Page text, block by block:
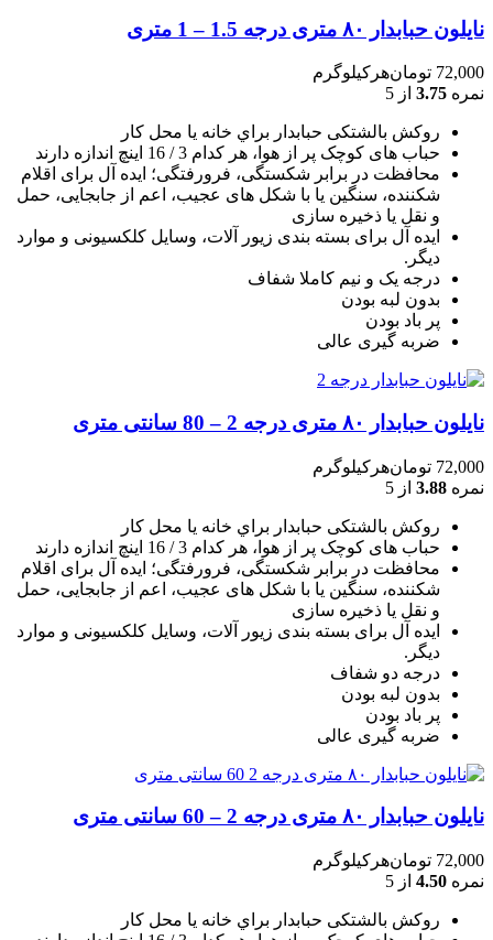
نایلون حبابدار ۸۰ متری درجه 1.5 – 1 متری
72,000 تومانهرکیلوگرم
نمره 3.75 از 5
روکش بالشتکی حبابدار براي خانه يا محل کار
حباب های کوچک پر از هوا، هر کدام 3 / 16 اينچ اندازه دارند
محافظت در برابر شکستگی، فرورفتگی؛ ايده آل برای اقلام
شکننده، سنگين يا با شکل های عجيب، اعم از جابجايی، حمل
و نقل يا ذخيره سازی
ایده آل برای بسته بندی زیور آلات، وسایل کلکسیونی و موارد
دیگر.
درجه یک و نیم کاملا شفاف
بدون لبه بودن
پر باد بودن
ضربه گیری عالی
نایلون حبابدار ۸۰ متری درجه 2 – 80 سانتی متری
72,000 تومانهرکیلوگرم
نمره 3.88 از 5
روکش بالشتکی حبابدار براي خانه يا محل کار
حباب های کوچک پر از هوا، هر کدام 3 / 16 اينچ اندازه دارند
محافظت در برابر شکستگی، فرورفتگی؛ ايده آل برای اقلام
شکننده، سنگين يا با شکل های عجيب، اعم از جابجايی، حمل
و نقل يا ذخيره سازی
ایده آل برای بسته بندی زیور آلات، وسایل کلکسیونی و موارد
دیگر.
درجه دو شفاف
بدون لبه بودن
پر باد بودن
ضربه گیری عالی
نایلون حبابدار ۸۰ متری درجه 2 – 60 سانتی متری
72,000 تومانهرکیلوگرم
نمره 4.50 از 5
روکش بالشتکی حبابدار براي خانه يا محل کار